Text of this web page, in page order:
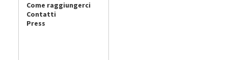
Come raggiungerci
Contatti
Press